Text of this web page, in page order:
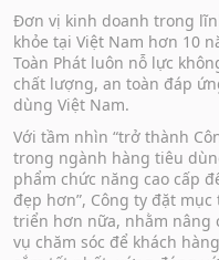
Đơn vị kinh doanh trong
khỏe tại Việt Nam hơn 10
Toàn Phát luôn nỗ lực
chất lượng, an toàn đáp
dùng Việt Nam.
Với tầm nhìn “trở thành
trong ngành hàng tiêu
phẩm chức năng cao cấp
đẹp hơn”, Công ty đặt
triển hơn nữa, nhằm nâng
vụ chăm sóc để khách